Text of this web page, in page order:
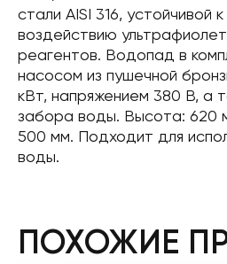
стали AISI 316, устойчивой
воздействию
реагентов. Водопад в
насосом из пушечной
кВт, напряжением 380 В, а
забора воды. Высота: 620
500 мм. Подходит для
воды.
ПОХОЖИЕ